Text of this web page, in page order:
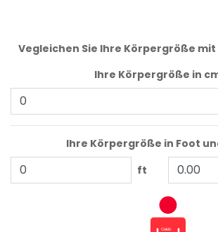
Vegleichen Sie Ihre Körpergröße mit
Ihre Körpergröße in
Ihre Körpergröße in Foot
ft